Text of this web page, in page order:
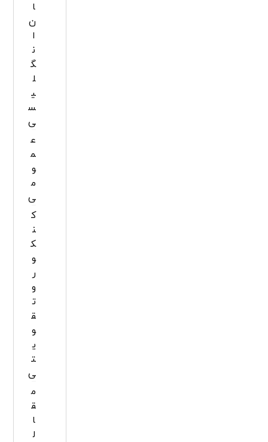
ا
ن
ا
ن
گ
ل
ی
س
ی
ع
م
و
م
ی
ک
ن
ک
و
ر
و
ت
ق
و
ی
ت
ی
م
ق
ا
ل